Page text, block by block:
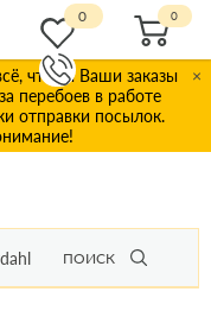
чтобы Ваши заказы
перебоев в работе
отправки посылок.
×
ПОИСК
0